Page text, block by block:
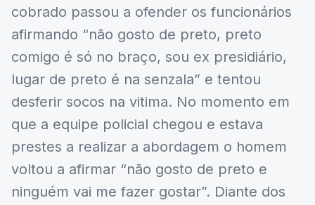
cobrado passou a ofender os funcionários
afirmando “não gosto de preto, preto
comigo é só no braço, sou ex presidiário,
lugar de preto é na senzala” e tentou
desferir socos na vitima. No momento em
que a equipe policial chegou e estava
prestes a realizar a abordagem o homem
voltou a afirmar “não gosto de preto e
ninguém vai me fazer gostar”. Diante dos